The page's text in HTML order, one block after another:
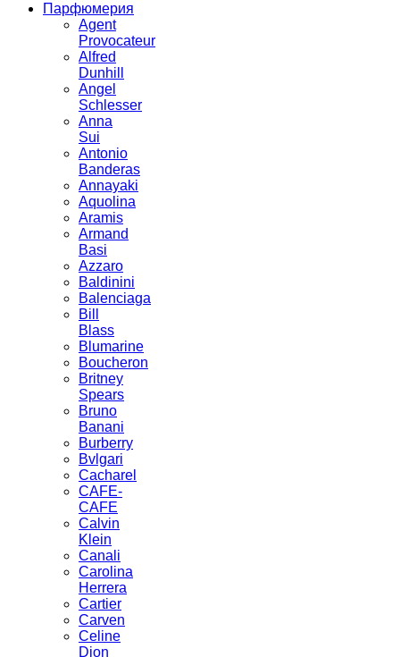
Парфюмерия
Agent
Provocateur
Alfred
Dunhill
Angel
Schlesser
Anna
Sui
Antonio
Banderas
Annayaki
Aquolina
Aramis
Armand
Basi
Azzaro
Baldinini
Balenciaga
Bill
Blass
Blumarine
Boucheron
Britney
Spears
Bruno
Banani
Burberry
Bvlgari
Cacharel
CAFE-
CAFЕ
Calvin
Klein
Canali
Carolina
Herrera
Cartier
Carven
Celine
Dion